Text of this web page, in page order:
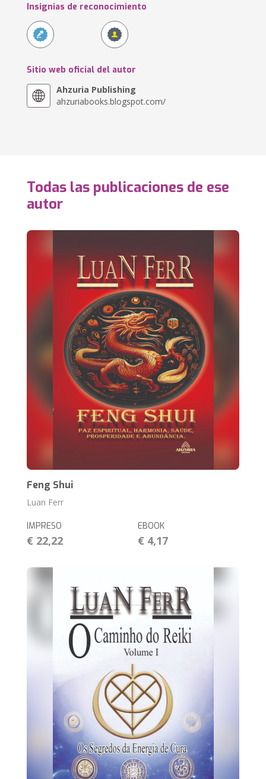
Insignias de reconocimiento
Sitio web oficial del autor
Ahzuria Publishing
ahzuriabooks.blogspot.com/
Todas las publicaciones de ese
autor
Feng Shui
Luan Ferr
IMPRESO
€ 22,22
EBOOK
€ 4,17